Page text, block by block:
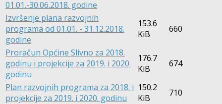
01.01.-30.06.2018. godine
Izvršenje plana razvojnih
programa od 01.01. - 31.12.2018.
godine
153.6
KiB
660
Proračun Općine Slivno za 2018.
godinu i projekcije za 2019. i 2020.
godinu
176.7
KiB
674
Plan razvojnih programa za 2018. i
projekcije za 2019. i 2020. godinu
150.2
KiB
710